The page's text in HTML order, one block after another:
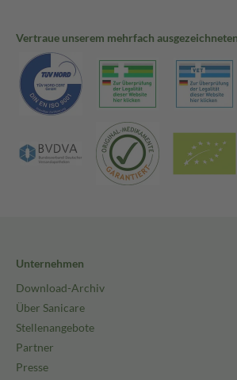
Vertraue unserem mehrfach
Unternehmen
Download-Archiv
Über Sanicare
Stellenangebote
Partner
Presse